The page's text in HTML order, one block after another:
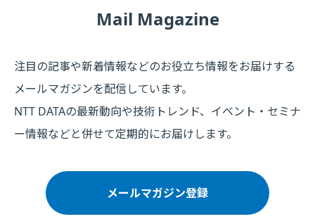
Mail Magazine
注目の記事や新着情報などのお役立ち情報をお届けする
メールマガジンを配信しています。
NTT DATAの最新動向や技術トレンド、イベント・セミナ
ー情報などと併せて定期的にお届けします。
メールマガジン登録